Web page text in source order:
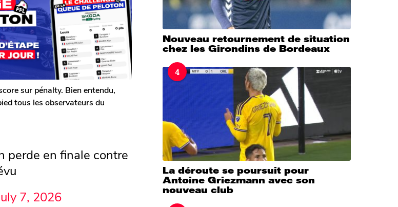
sur pénalty. Bien entendu,
tous les observateurs du
perde en finale contre
7, 2026
Nouveau retournement de situation
chez les Girondins de Bordeaux
4
La déroute se poursuit pour
Antoine Griezmann avec son
nouveau club